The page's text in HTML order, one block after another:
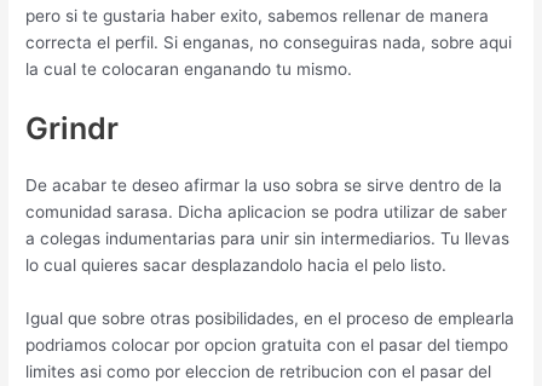
pero si te gustaria haber exito, sabemos rellenar de manera
correcta el perfil. Si enganas, no conseguiras nada, sobre aqui
la cual te colocaran enganando tu mismo.
Grindr
De acabar te deseo afirmar la uso sobra se sirve dentro de la
comunidad sarasa. Dicha aplicacion se podra utilizar de saber
a colegas indumentarias para unir sin intermediarios. Tu llevas
lo cual quieres sacar desplazandolo hacia el pelo listo.
Igual que sobre otras posibilidades, en el proceso de emplearla
podri­amos colocar por opcion gratuita con el pasar del tiempo
limites asi­ como por eleccion de retribucion con el pasar del